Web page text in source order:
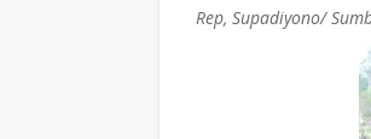
Rep, Supadiyono/